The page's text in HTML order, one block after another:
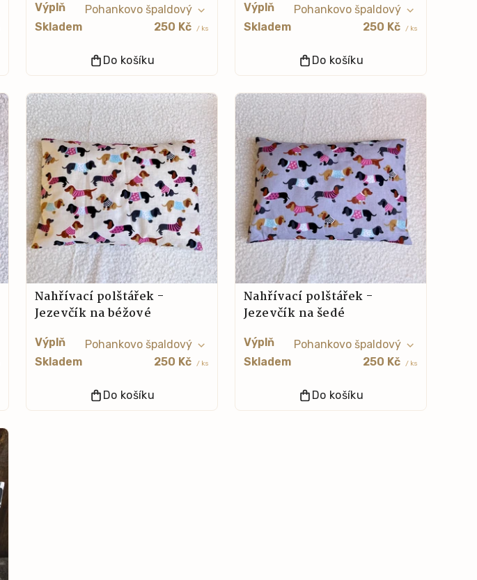
Výplň
Skladem
250 Kč / ks
Do košíku
Výplň
Skladem
250 Kč / ks
Do košíku
Nahřívací polštářek -
Jezevčík na béžové
Výplň
Skladem
250 Kč / ks
Do košíku
Nahřívací polštářek -
Jezevčík na šedé
Výplň
Skladem
250 Kč / ks
Do košíku